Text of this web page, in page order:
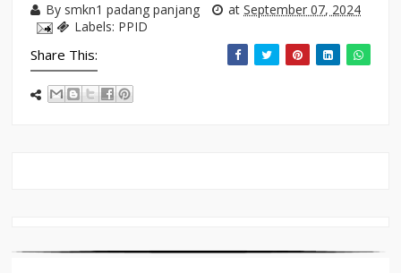
By smkn1 padang panjang atSeptember 07, 2024
Labels: PPID
Share This: